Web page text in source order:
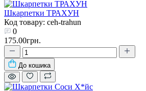
Шкарпетки ТРАХУН
Код товару: ceh-trahun
0
175.00грн.
До кошика